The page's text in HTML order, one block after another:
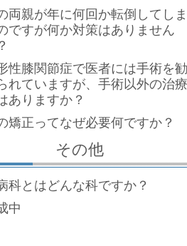
両親が年に何回か転倒してしま
ですが何か対策はありません
性膝関節症で医者には手術を勧
れていますが、手術以外の治療
ありますか？
矯正ってなぜ必要何ですか？
その他
科とはどんな科ですか？
中